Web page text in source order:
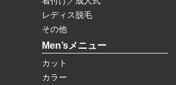
レディス脱毛
その他
Men’sメニュー
カット
カラー